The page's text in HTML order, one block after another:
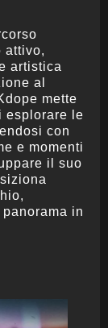
attivo,
artistica
al
mette
esplorare le
con
e momenti
il suo
in